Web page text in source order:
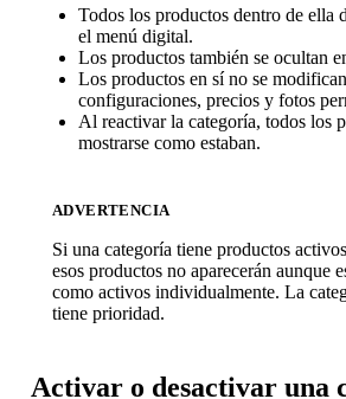
Todos los productos dentro de ella
el menú digital.
Los productos también se ocultan
Los productos en sí no se
configuraciones, precios y fotos
Al reactivar la categoría, todos los
mostrarse como estaban.
ADVERTENCIA
Si una categoría tiene productos
esos productos no aparecerán aunque
como activos individualmente. La
tiene prioridad.
Activar o desactivar una